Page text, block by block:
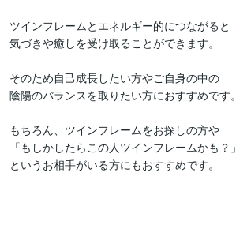
ツインフレームとエネルギー的につながると
気づきや癒しを受け取ることができます。
そのため自己成長したい方やご自身の中の
陰陽のバランスを取りたい方におすすめです。
もちろん、ツインフレームをお探しの方や
「もしかしたらこの人ツインフレームかも？」
というお相手がいる方にもおすすめです。